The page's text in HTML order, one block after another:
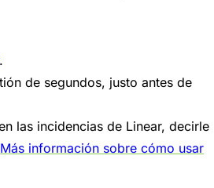
.
de segundos, justo antes de
las incidencias de Linear, decirle
Más información sobre cómo usar